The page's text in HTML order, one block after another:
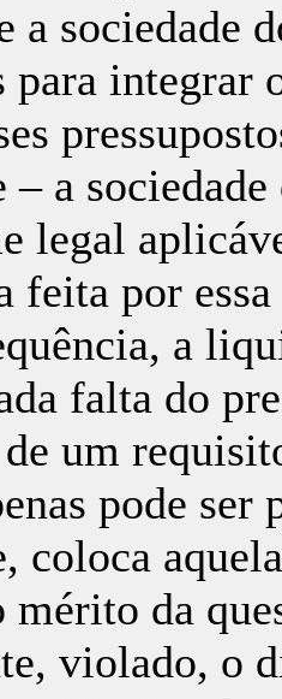
a sociedade
integrar
– a
legal
feita por
a
falta do
um
pode ser
coloca
mérito da
violado, o